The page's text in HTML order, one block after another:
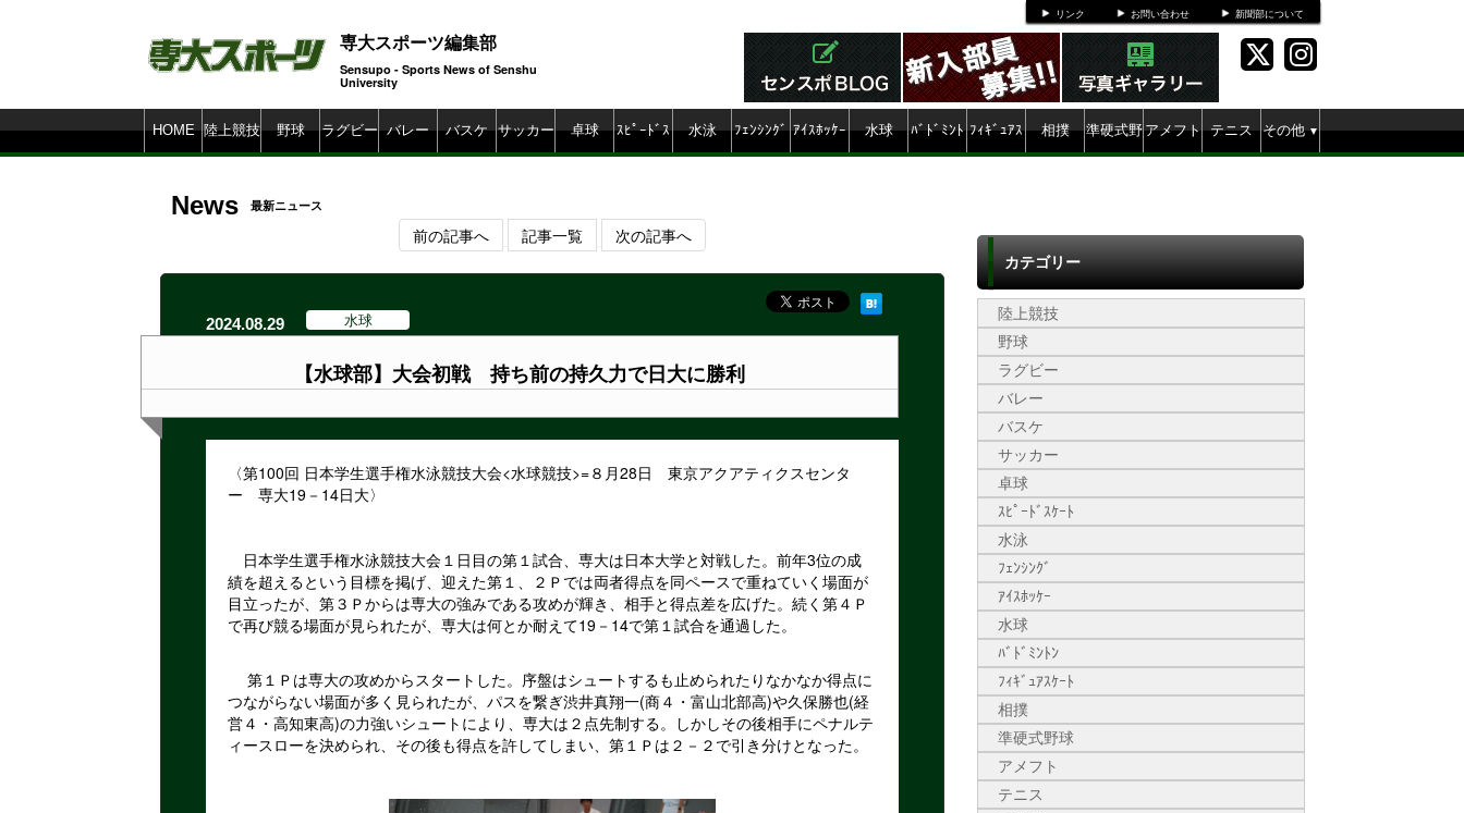
リンク お問い合わせ 新聞部について
専大スポーツ編集部
Sensupo - Sports News of Senshu
University
HOME 陸上競技 野球 ラグビー バレー バスケ サッカー 卓球 ｽﾋﾟｰﾄﾞｽ 水泳 ﾌｪﾝｼﾝｸﾞ ｱｲｽﾎｯｹｰ 水球 ﾊﾞﾄﾞﾐﾝﾄ ﾌｨｷﾞｭｱｽ 相撲 準硬式野アメフト テニス その他▼
News 最新ニュース
前の記事へ 記事一覧 次の記事へ
2024.08.29 水球
【水球部】大会初戦 持ち前の持久力で日大に勝利
〈第100回 日本学生選手権水泳競技大会<水球競技>=８月28日 東京アクアティクスセンタ
ー 専大19－14日大〉
日本学生選手権水泳競技大会１日目の第１試合、専大は日本大学と対戦した。前年3位の成
績を超えるという目標を掲げ、迎えた第１、２Ｐでは両者得点を同ペースで重ねていく場面が
目立ったが、第３Ｐからは専大の強みである攻めが輝き、相手と得点差を広げた。続く第４Ｐ
で再び競る場面が見られたが、専大は何とか耐えて19－14で第１試合を通過した。
第１Ｐは専大の攻めからスタートした。序盤はシュートするも止められたりなかなか得点に
つながらない場面が多く見られたが、パスを繋ぎ渋井真翔一(商４・富山北部高)や久保勝也(経
営４・高知東高)の力強いシュートにより、専大は２点先制する。しかしその後相手にペナルテ
ィースローを決められ、その後も得点を許してしまい、第１Ｐは２－２で引き分けとなった。
カテゴリー
陸上競技
野球
ラグビー
バレー
バスケ
サッカー
卓球
ｽﾋﾟｰﾄﾞｽｹｰﾄ
水泳
ﾌｪﾝｼﾝｸﾞ
ｱｲｽﾎｯｹｰ
水球
ﾊﾞﾄﾞﾐﾝﾄﾝ
ﾌｨｷﾞｭｱｽｹｰﾄ
相撲
準硬式野球
アメフト
テニス